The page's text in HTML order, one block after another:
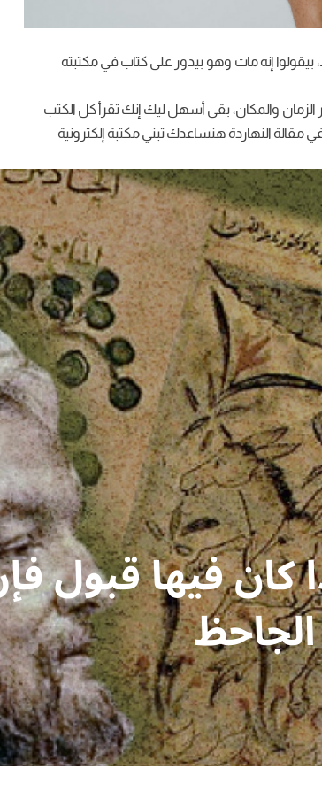
إنه مات وهو بيدور على كتاب في مكتبته
والمكان، بقى أسهل ليك إنك تقرأ كل الكتب
النهاردة هنساعدك تبني مكتبة إلكترونية